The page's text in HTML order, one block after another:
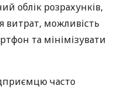
облік розрахунків,
витрат, можливість
та мінімізувати
часто